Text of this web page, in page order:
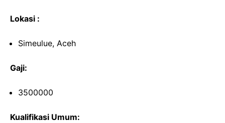
Lokasi :
Simeulue, Aceh
Gaji:
3500000
Kualifikasi Umum: